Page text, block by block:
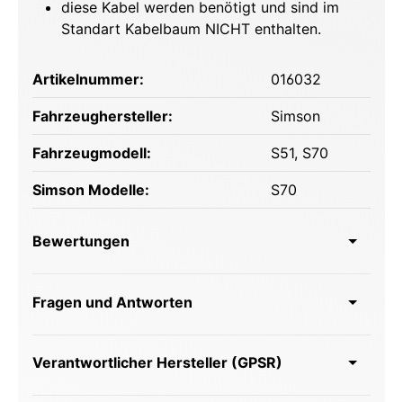
diese Kabel werden benötigt und sind im
Standart Kabelbaum NICHT enthalten.
Artikelnummer: 016032
Fahrzeughersteller: Simson
Fahrzeugmodell: S51, S70
Simson Modelle: S70
Bewertungen
Fragen und Antworten
Verantwortlicher Hersteller (GPSR)